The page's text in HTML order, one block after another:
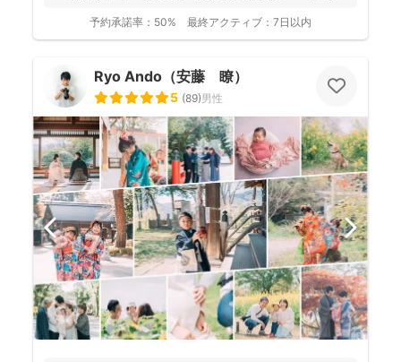
予約承諾率： 50% 最終アクティブ： 7日以内
Ryo Ando（安藤 瞭）
5 (89)男性